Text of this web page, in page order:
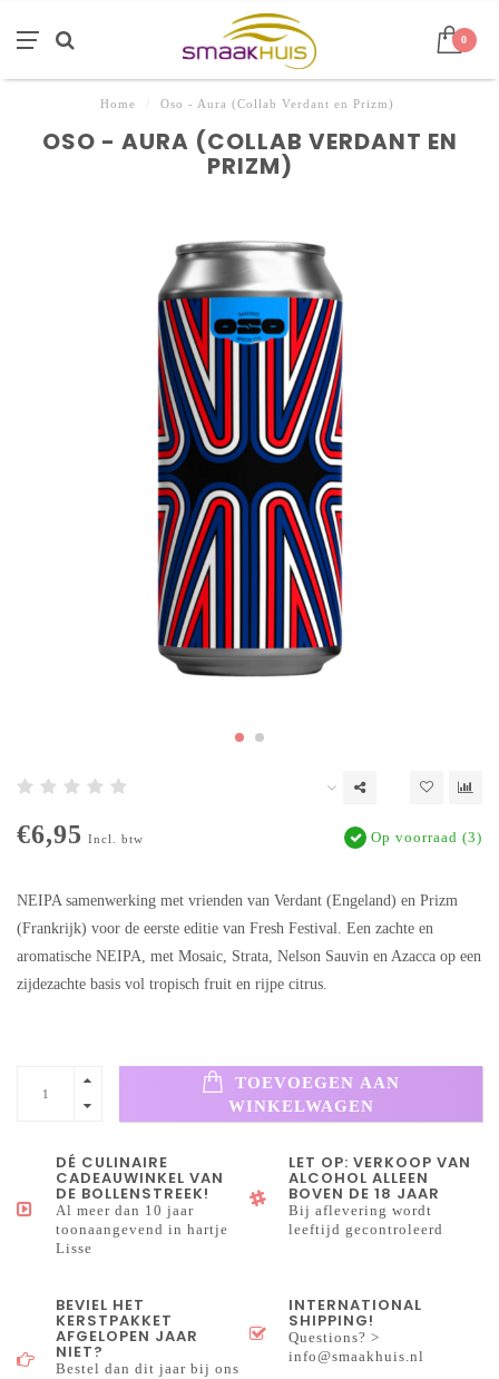
0
Home Oso - Aura (Collab Verdant en Prizm)
OSO - AURA (COLLAB VERDANT EN
PRIZM)
€6,95 Incl. btw Op voorraad (3)
NEIPA samenwerking met vrienden van Verdant (Engeland) en Prizm
(Frankrijk) voor de eerste editie van Fresh Festival. Een zachte en
aromatische NEIPA, met Mosaic, Strata, Nelson Sauvin en Azacca op een
zijdezachte basis vol tropisch fruit en rijpe citrus.
TOEVOEGEN AAN
WINKELWAGEN
DÉ CULINAIRE
CADEAUWINKEL VAN
DE BOLLENSTREEK!
Al meer dan 10 jaar
toonaangevend in hartje
Lisse
LET OP: VERKOOP VAN
ALCOHOL ALLEEN
BOVEN DE 18 JAAR
Bij aflevering wordt
leeftijd gecontroleerd
BEVIEL HET
KERSTPAKKET
AFGELOPEN JAAR
NIET?
Bestel dan dit jaar bij ons
INTERNATIONAL
SHIPPING!
Questions? >
info@smaakhuis.nl